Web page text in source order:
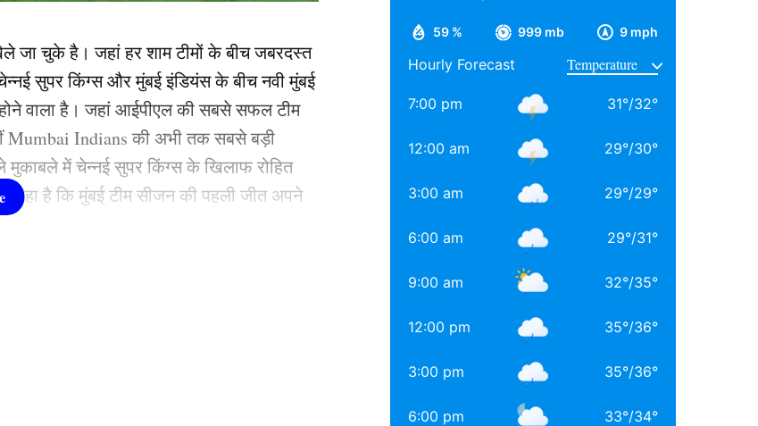
जा चुके है। जहां हर शाम टीमों के बीच जबरदस्त
सुपर किंग्स और मुंबई इंडियंस के बीच नवी मुंबई
वाला है। जहां आईपीएल की सबसे सफल टीम
Mumbai Indians की अभी तक सबसे बड़ी
मुकाबले में चेन्नई सुपर किंग्स के खिलाफ रोहित
रहा है कि मुंबई टीम सीजन की पहली जीत अपने
59 % 999 mb 9 mph
Hourly Forecast
7:00 pm 31°/32°
12:00 am 29°/30°
3:00 am 29°/29°
6:00 am 29°/31°
9:00 am 32°/35°
12:00 pm 35°/36°
3:00 pm 35°/36°
6:00 pm 33°/34°